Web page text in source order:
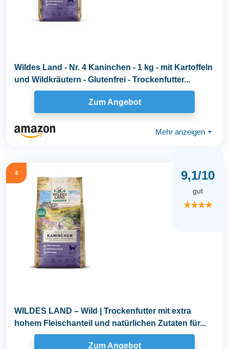
Wildes Land - Nr. 4 Kaninchen - 1 kg - mit Kartoffeln
und Wildkräutern - Glutenfrei - Trockenfutter...
Zum Angebot
Mehr anzeigen ⏷
4 9,1/10
gut
★★★★
WILDES LAND – Wild | Trockenfutter mit extra
hohem Fleischanteil und natürlichen Zutaten für...
Zum Angebot